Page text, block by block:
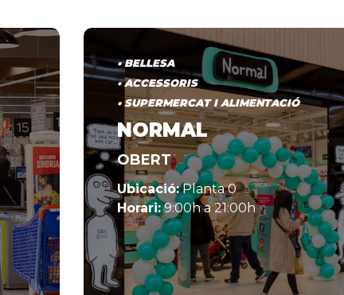
• BELLESA
• ACCESSORIS
• SUPERMERCAT I ALIMENTACIÓ
NORMAL
OBERT
Ubicació:Planta 0
Horari:9:00h a 21:00h